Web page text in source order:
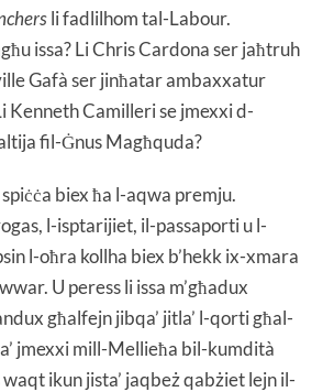
li fadlilhom tal-Labour.
issa? Li Chris Cardona ser jaħtruh
Gafà ser jinħatar ambaxxatur
Kenneth Camilleri se jmexxi d-
fil-Ġnus Magħquda?
biex ħa l-aqwa premju.
l-isptarijiet, il-passaporti u l-
l-oħra kollha biex b’hekk ix-xmara
U peress li issa m’għadux
għalfejn jibqa’ jitla’ l-qorti għal-
jmexxi mill-Mellieħa bil-kumdità
ikun jista’ jaqbeż qabżiet lejn il-